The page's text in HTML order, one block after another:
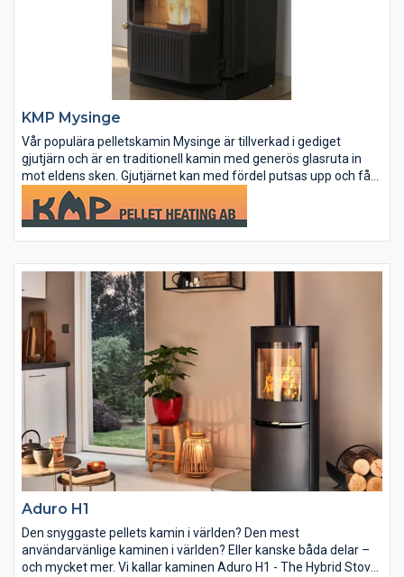
KMP Mysinge
Vår populära pelletskamin Mysinge är tillverkad i gediget
gjutjärn och är en traditionell kamin med generös glasruta in
mot eldens sken. Gjutjärnet kan med fördel putsas upp och får
då en vacker lyster. KMP Mysinge kan även fås med kalksten.
Du kan...
Aduro H1
Den snyggaste pellets kamin i världen? Den mest
användarvänlige kaminen i världen? Eller kanske båda delar –
och mycket mer. Vi kallar kaminen Aduro H1 - The Hybrid Stove.